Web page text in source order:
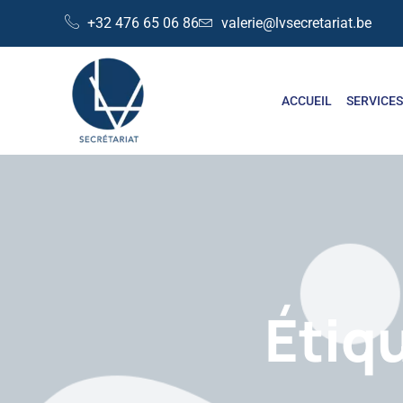
+32 476 65 06 86 valerie@lvsecretariat.be
ACCUEIL SERVICES